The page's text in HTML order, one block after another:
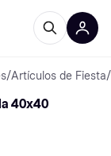
/Artículos de Fiesta/
40x40